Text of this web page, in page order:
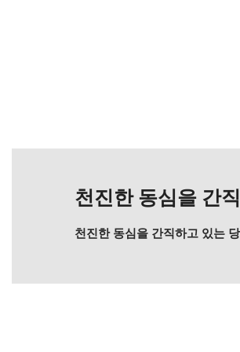
천진한 동심을 간
천진한 동심을 간직하고 있는